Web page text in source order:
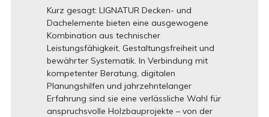
Kurz gesagt: LIGNATUR Decken- und
Dachelemente bieten eine ausgewogene
Kombination aus technischer
Leistungsfähigkeit, Gestaltungsfreiheit und
bewährter Systematik. In Verbindung mit
kompetenter Beratung, digitalen
Planungshilfen und jahrzehntelanger
Erfahrung sind sie eine verlässliche Wahl für
anspruchsvolle Holzbauprojekte – von der